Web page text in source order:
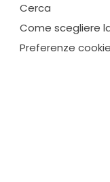
Cerca
Come scegliere
Preferenze cookie